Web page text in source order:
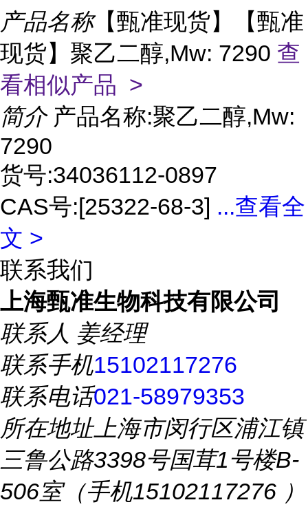
产品名称【甄准现货】【甄准
现货】聚乙二醇,Mw: 7290 查
看相似产品 >
简介 产品名称:聚乙二醇,Mw:
7290
货号:34036112-0897
CAS号:[25322-68-3] ...查看全
文 >
联系我们
上海甄准生物科技有限公司
联系人 姜经理
联系手机15102117276
联系电话021-58979353
所在地址上海市闵行区浦江镇
三鲁公路3398号国茸1号楼B-
506室（手机15102117276 ）